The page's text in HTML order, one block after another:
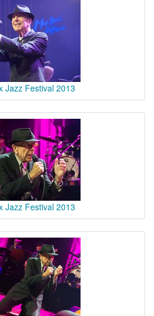
Jazz Festival 2013
Jazz Festival 2013